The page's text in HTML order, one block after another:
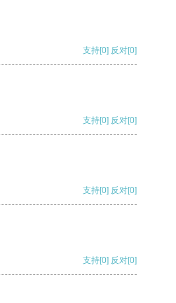
支持[0] 反对[0]
支持[0] 反对[0]
支持[0] 反对[0]
支持[0] 反对[0]